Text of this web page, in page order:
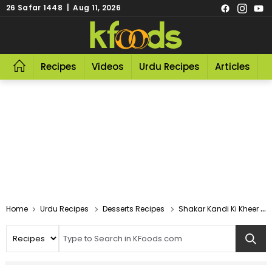
26 Safar 1448 | Aug 11, 2026
Recipes Videos Urdu Recipes Articles
Home Urdu Recipes Desserts Recipes Shakar Kandi Ki Kheer Recipe In Urdu